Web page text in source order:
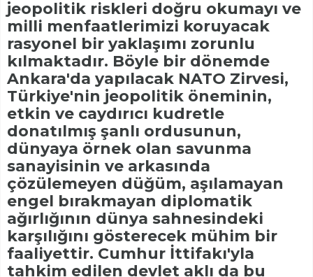
jeopolitik riskleri doğru okumayı ve
milli menfaatlerimizi koruyacak
rasyonel bir yaklaşımı zorunlu
kılmaktadır. Böyle bir dönemde
Ankara'da yapılacak NATO Zirvesi,
Türkiye'nin jeopolitik öneminin,
etkin ve caydırıcı kudretle
donatılmış şanlı ordusunun,
dünyaya örnek olan savunma
sanayisinin ve arkasında
çözülemeyen düğüm, aşılamayan
engel bırakmayan diplomatik
ağırlığının dünya sahnesindeki
karşılığını gösterecek mühim bir
faaliyettir. Cumhur İttifakı'yla
tahkim edilen devlet aklı da bu